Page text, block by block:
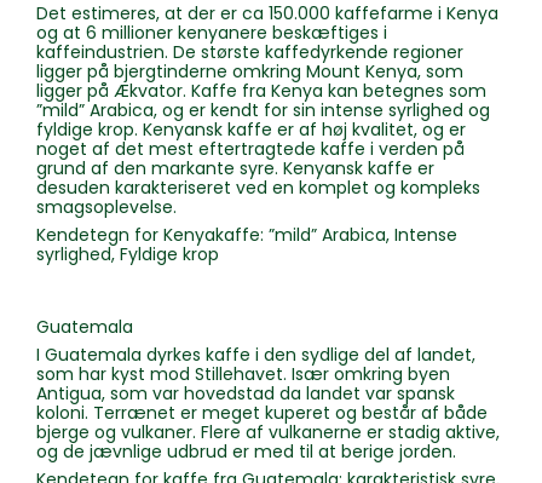
Det estimeres, at der er ca 150.000 kaffefarme i Kenya
og at 6 millioner kenyanere beskæftiges i
kaffeindustrien. De største kaffedyrkende regioner
ligger på bjergtinderne omkring Mount Kenya, som
ligger på Ækvator. Kaffe fra Kenya kan betegnes som
”mild” Arabica, og er kendt for sin intense syrlighed og
fyldige krop. Kenyansk kaffe er af høj kvalitet, og er
noget af det mest eftertragtede kaffe i verden på
grund af den markante syre. Kenyansk kaffe er
desuden karakteriseret ved en komplet og kompleks
smagsoplevelse.
Kendetegn for Kenyakaffe: ”mild” Arabica, Intense
syrlighed, Fyldige krop
Guatemala
I Guatemala dyrkes kaffe i den sydlige del af landet,
som har kyst mod Stillehavet. Især omkring byen
Antigua, som var hovedstad da landet var spansk
koloni. Terrænet er meget kuperet og består af både
bjerge og vulkaner. Flere af vulkanerne er stadig aktive,
og de jævnlige udbrud er med til at berige jorden.